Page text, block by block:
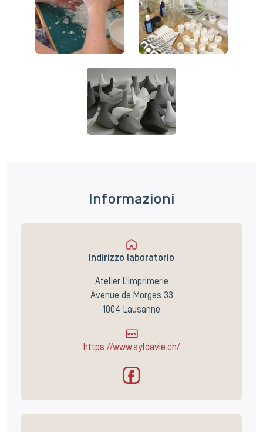
Informazioni
Indirizzo laboratorio
Atelier L'imprimerie
Avenue de Morges 33
1004 Lausanne
https://www.syldavie.ch/